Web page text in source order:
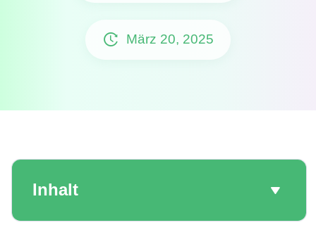
März 20, 2025
Inhalt